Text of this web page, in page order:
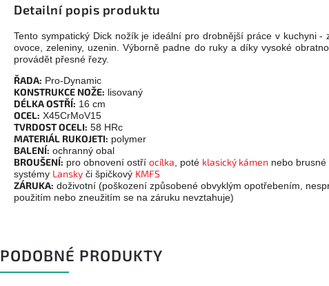
Detailní popis produktu
Tento sympatický Dick nožík je ideální pro drobnější práce v kuchyni -
ovoce, zeleniny, uzenin. Výborně padne do ruky a díky vysoké
provádět přesné řezy.
ŘADA: Pro-Dynamic
KONSTRUKCE NOŽE: lisovaný
DÉLKA OSTŘÍ: 16 cm
OCEL: X45CrMoV15
TVRDOST OCELI: 58 HRc
MATERIÁL RUKOJETI: polymer
BALENÍ: ochranný obal
BROUŠENÍ: pro obnovení ostří ocílka, poté klasický kámen nebo brusné
systémy Lansky či špičkový KMFS
ZÁRUKA: doživotní (poškození způsobené obvyklým opotřebením,
použitím nebo zneužitím se na záruku nevztahuje)
PODOBNÉ PRODUKTY